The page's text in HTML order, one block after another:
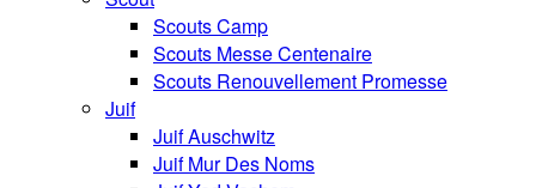
Scouts Camp
Scouts Messe Centenaire
Scouts Renouvellement Promesse
Juif
Juif Auschwitz
Juif Mur Des Noms